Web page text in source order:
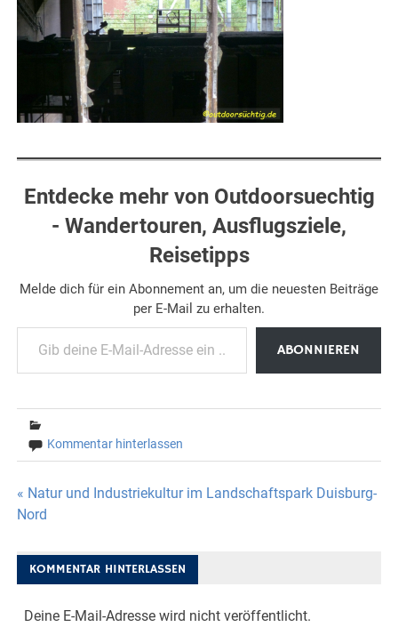
Entdecke mehr von Outdoorsuechtig
- Wandertouren, Ausflugsziele,
Reisetipps
Melde dich für ein Abonnement an, um die neuesten Beiträge
per E-Mail zu erhalten.
Gib deine E-Mail-Adresse ein ...
ABONNIEREN
Kommentar hinterlassen
Beitragsnavigation
« Natur und Industriekultur im Landschaftspark Duisburg-
Nord
KOMMENTAR HINTERLASSEN
Deine E-Mail-Adresse wird nicht veröffentlicht.